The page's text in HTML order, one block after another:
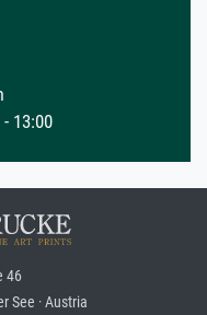
13:00
46
See · Austria